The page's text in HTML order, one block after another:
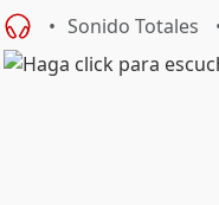
Sonido Totales